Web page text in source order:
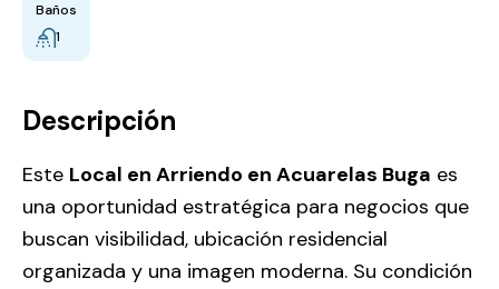
Baños
1
Descripción
Este Local en Arriendo en Acuarelas Buga es
una oportunidad estratégica para negocios que
buscan visibilidad, ubicación residencial
organizada y una imagen moderna. Su condición